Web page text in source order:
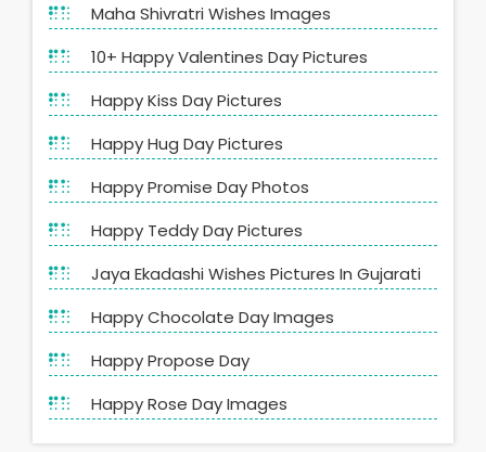
Maha Shivratri Wishes Images
10+ Happy Valentines Day Pictures
Happy Kiss Day Pictures
Happy Hug Day Pictures
Happy Promise Day Photos
Happy Teddy Day Pictures
Jaya Ekadashi Wishes Pictures In Gujarati
Happy Chocolate Day Images
Happy Propose Day
Happy Rose Day Images